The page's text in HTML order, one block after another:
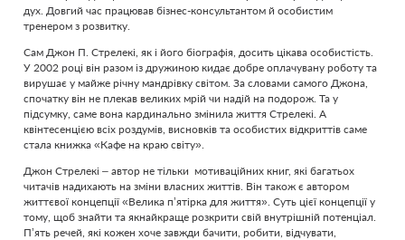
дух. Довгий час працював бізнес-консультантом й особистим
тренером з розвитку.
Сам Джон П. Стрелекі, як і його біографія, досить цікава особистість.
У 2002 році він разом із дружиною кидає добре оплачувану роботу та
вирушає у майже річну мандрівку світом. За словами самого Джона,
спочатку він не плекав великих мрій чи надій на подорож. Та у
підсумку, саме вона кардинально змінила життя Стрелекі. А
квінтесенцією всіх роздумів, висновків та особистих відкриттів саме
стала книжка «Кафе на краю світу».
Джон Стрелекі – автор не тільки мотиваційних книг, які багатьох
читачів надихають на зміни власних життів. Він також є автором
життєвої концепції «Велика п’ятірка для життя». Cуть цієї концепції у
тому, щоб знайти та якнайкраще розкрити свій внутрішній потенціал.
П’ять речей, які кожен хоче завжди бачити, робити, відчувати,